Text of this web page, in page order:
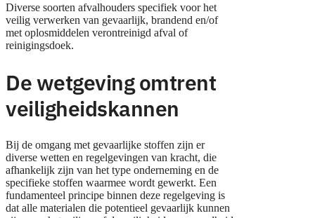
Diverse soorten afvalhouders specifiek voor het
veilig verwerken van gevaarlijk, brandend en/of
met oplosmiddelen verontreinigd afval of
reinigingsdoek.
De wetgeving omtrent
veiligheidskannen
Bij de omgang met gevaarlijke stoffen zijn er
diverse wetten en regelgevingen van kracht, die
afhankelijk zijn van het type onderneming en de
specifieke stoffen waarmee wordt gewerkt. Een
fundamenteel principe binnen deze regelgeving is
dat alle materialen die potentieel gevaarlijk kunnen